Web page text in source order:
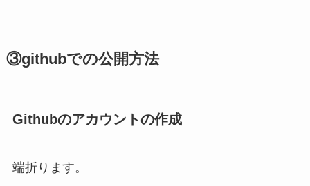
③githubでの公開方法
Githubのアカウントの作成
端折ります。